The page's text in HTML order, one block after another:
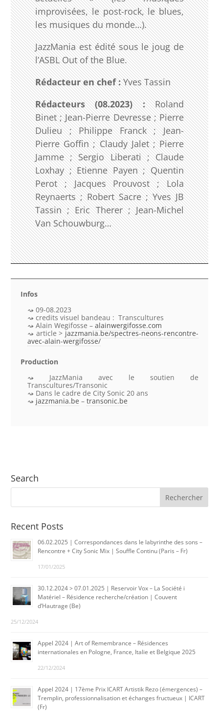
improvisées, le post-rock, le blues,
les musiques du monde…).
JazzMania est édité sous le joug de
l’ASBL Out of the Blue.
Rédacteur en chef :Yves Tassin
Rédacteurs (08.2023) :Roland
Binet ; Jean-Pierre Devresse ; Pierre
Dulieu ; Philippe Franck ; Jean-
Pierre Goffin ; Claudy Jalet ; Pierre
Jamme ; Sergio Liberati ; Claude
Loxhay ; Etienne Payen ; Quentin
Perot ; Jacques Prouvost ; Lola
Reynaerts ; Robert Sacre ; Yves JB
Tassin ; Eric Therer ; Jean-Michel
Van Schouwburg…
Infos
09-08.2023
credits visuel bandeau : Transcultures
Alain Wegifosse –alainwergifosse.com
article > jazzmania.be/spectres-neons-rencontre-
avec-alain-wergifosse/
Production
JazzMania avec le soutien de
Transcultures/Transonic
Dans le cadre de City Sonic 20 ans
jazzmania.be –transonic.be
Search
Recent Posts
06.02.2025 | Correspondances dans le labyrinthe des sons –
Rencontre + City Sonic Mix | Souffle Continu (Paris – Fr)
17/01/2025
30.12.2024 > 07.01.2025 | Reservoir Vox – La Société i
Matériel – Résidence recherche/création | Couvent
d’Hautrage (Be)
25/12/2024
Appel 2024 | Art of Remembrance – Résidences
internationales en Pologne, France, Italie et Belgique 2025
22/12/2024
Appel 2024 | 17ème Prix ICART Artistik Rezo (émergences) –
Tremplin, professionnalisation et échanges fructueux | ICART
(Fr)